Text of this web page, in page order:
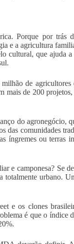
Porque por trás
e a agricultura
cultural, que ajuda
de agricultores
mais de 200
do agronegócio,
das comunidades
íngremes ou terras
e camponesa? Se
totalmente urbano.
e os clones
é que o índice